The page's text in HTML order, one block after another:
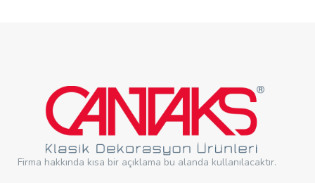
Firma hakkında kısa bir açıklama bu alanda kullanılacaktır.